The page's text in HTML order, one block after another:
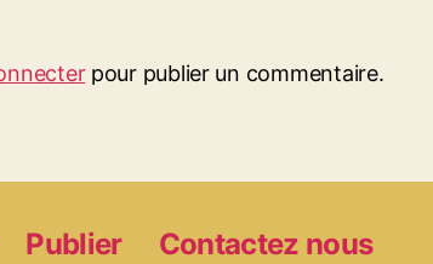
pour publier un commentaire.
Publier Contactez nous